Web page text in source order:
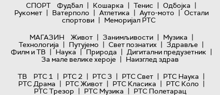
СПОРТ
Фудбал | Кошарка | Тенис | Одбојка |
Рукомет | Ватерполо | Атлетика | Ауто-мото | Остали
спортови | Меморијал РТС
МАГАЗИН
Живот | Занимљивости | Музика |
Технологијa | Путујемо | Свет познатих | Здравље |
Филм и ТВ | Наука | Природа | Дигитални предузетник |
За мале велике хероје | Наизглед здрав
ТВ
РТС 1 | РТС 2 | РТС 3 | РТС Свет | РТС Наука |
РТС Драма | РТС Живот | РТС Класика | РТС Коло |
РТС Трезор | РТС Музика | РТС Полетарац